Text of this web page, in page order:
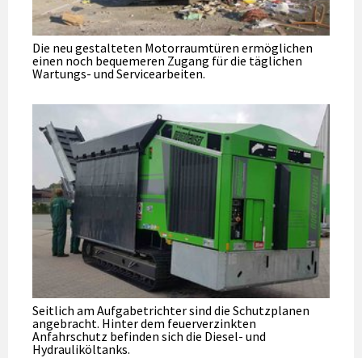
Die neu gestalteten Motorraumtüren ermöglichen
einen noch bequemeren Zugang für die täglichen
Wartungs- und Servicearbeiten.
Seitlich am Aufgabetrichter sind die Schutzplanen
angebracht. Hinter dem feuerverzinkten
Anfahrschutz befinden sich die Diesel- und
Hydrauliköltanks.